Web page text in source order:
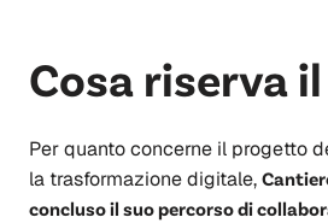
Cosa riserva
Per quanto concerne il progetto
la trasformazione digitale,
concluso il suo percorso di